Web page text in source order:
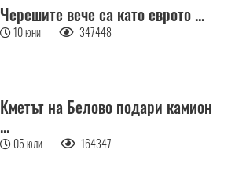
Черешите вече са като еврото ...
10 юни 347448
Кметът на Белово подари камион
...
05 юли 164347